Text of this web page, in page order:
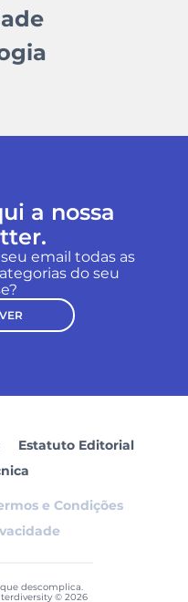
a nossa
email todas as
do seu
Estatuto Editorial
e Condições
descomplica.
© 2026